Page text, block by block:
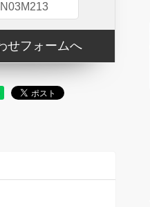
せフォームへ